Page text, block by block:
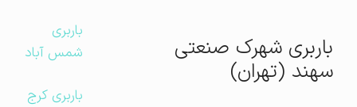
باربری شهرک صنعتی
سهند (تهران)
باربری
شمس آباد
باربری کرج